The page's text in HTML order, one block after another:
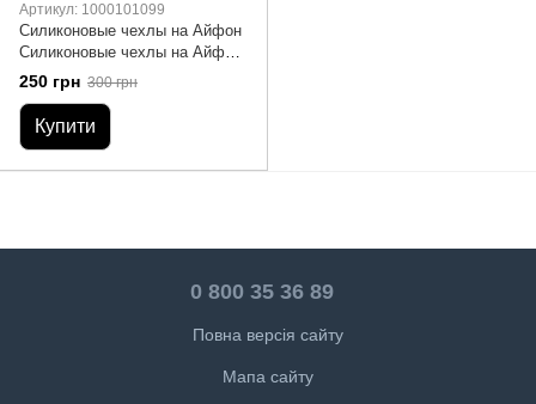
Артикул: 1000101099
Силиконовые чехлы на Айфон
Силиконовые чехлы на Айфон
7-7+-8-8+ Silicone Case
250 грн 300 грн
Купити
0 800 35 36 89
Повна версія сайту
Мапа сайту